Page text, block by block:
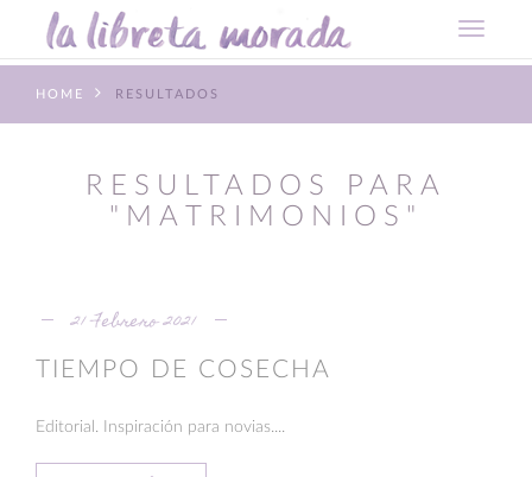
HOME RESULTADOS
RESULTADOS PARA
"MATRIMONIOS"
21 Febrero 2021
TIEMPO DE COSECHA
Editorial. Inspiración para novias....